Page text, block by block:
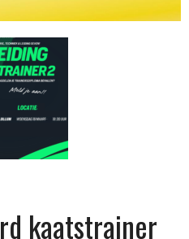
kaatstrainer